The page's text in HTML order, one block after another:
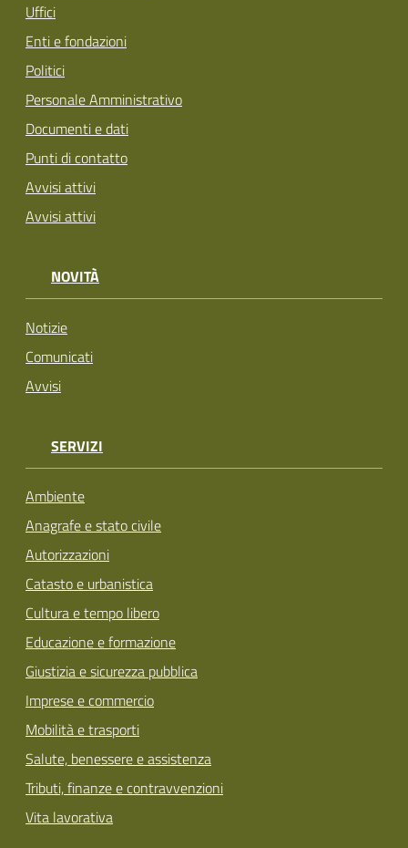
Uffici
Enti e fondazioni
Politici
Personale Amministrativo
Documenti e dati
Punti di contatto
Avvisi attivi
Avvisi attivi
NOVITÀ
Notizie
Comunicati
Avvisi
SERVIZI
Ambiente
Anagrafe e stato civile
Autorizzazioni
Catasto e urbanistica
Cultura e tempo libero
Educazione e formazione
Giustizia e sicurezza pubblica
Imprese e commercio
Mobilità e trasporti
Salute, benessere e assistenza
Tributi, finanze e contravvenzioni
Vita lavorativa